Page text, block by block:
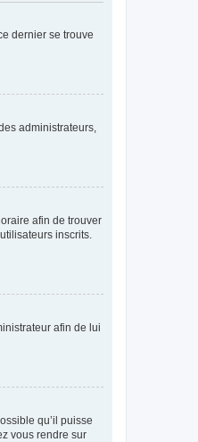
dernier se trouve
administrateurs,
afin de trouver
inscrits.
afin de lui
qu’il puisse
vous rendre sur